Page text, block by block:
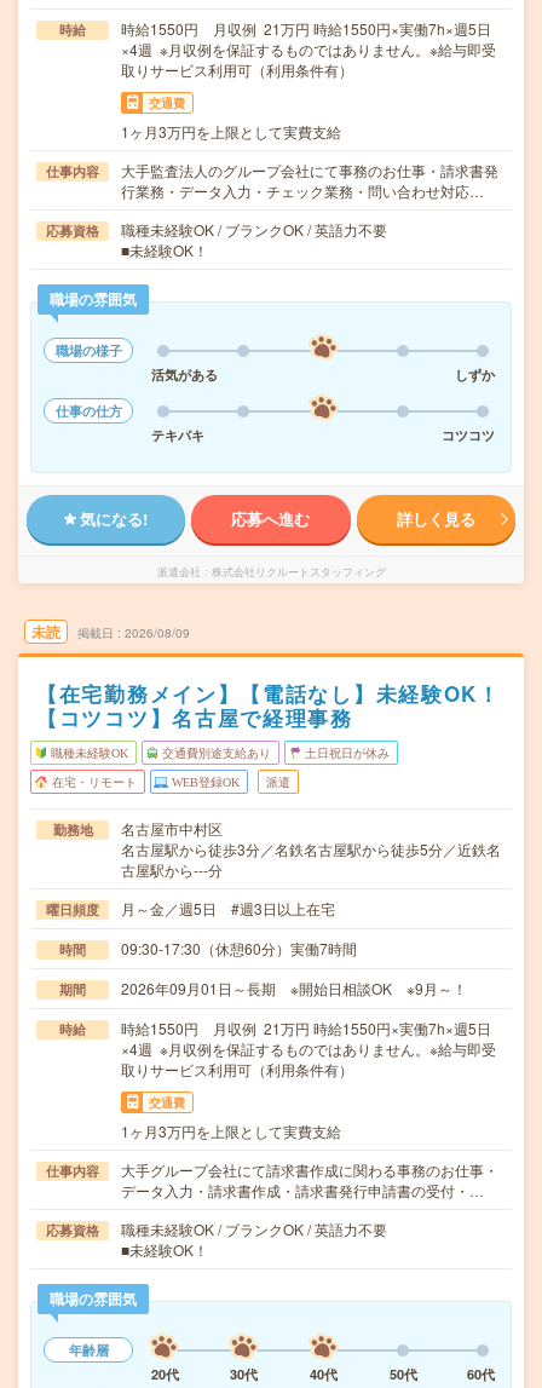
時給
時給1550円 月収例 21万円 時給1550円×実働7h×週5日
×4週 ※月収例を保証するものではありません。※給与即受
取りサービス利用可（利用条件有）
交通費
1ヶ月3万円を上限として実費支給
仕事内容
大手監査法人のグループ会社にて事務のお仕事・請求書発
行業務・データ入力・チェック業務・問い合わせ対応…
応募資格
職種未経験OK / ブランクOK / 英語力不要
■未経験OK！
職場の雰囲気
職場の様子
活気がある
しずか
仕事の仕方
テキパキ
コツコツ
気になる! 応募へ進む 詳しく見る
派遣会社 株式会社リクルートスタッフィング
未読 掲載日 2026/08/09
【在宅勤務メイン】【電話なし】未経験OK！
【コツコツ】名古屋で経理事務
職種未経験OK 交通費別途支給あり 土日祝日が休み
在宅・リモート WEB登録OK 派遣
勤務地
名古屋市中村区
名古屋駅から徒歩3分／名鉄名古屋駅から徒歩5分／近鉄名
古屋駅から---分
曜日頻度 月～金／週5日 #週3日以上在宅
時間 09:30-17:30（休憩60分）実働7時間
期間 2026年09月01日～長期 ※開始日相談OK ※9月～！
時給
時給1550円 月収例 21万円 時給1550円×実働7h×週5日
×4週 ※月収例を保証するものではありません。※給与即受
取りサービス利用可（利用条件有）
交通費
1ヶ月3万円を上限として実費支給
仕事内容
大手グループ会社にて請求書作成に関わる事務のお仕事・
データ入力・請求書作成・請求書発行申請書の受付・…
応募資格
職種未経験OK / ブランクOK / 英語力不要
■未経験OK！
職場の雰囲気
年齢層
20代
30代 40代 50代
60代